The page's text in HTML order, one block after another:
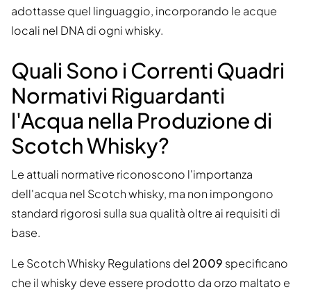
adottasse quel linguaggio, incorporando le acque
locali nel DNA di ogni whisky.
Quali Sono i Correnti Quadri
Normativi Riguardanti
l'Acqua nella Produzione di
Scotch Whisky?
Le attuali normative riconoscono l'importanza
dell'acqua nel Scotch whisky, ma non impongono
standard rigorosi sulla sua qualità oltre ai requisiti di
base.
Le Scotch Whisky Regulations del 2009 specificano
che il whisky deve essere prodotto da orzo maltato e